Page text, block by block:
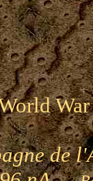
World
de